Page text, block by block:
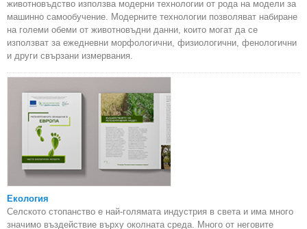
животновъдство използва модерни технологии от рода на модели за
машинно самообучение. Модерните технологии позволяват набиране
на големи обеми от животновъдни данни, които могат да се
използват за ежедневни морфологични, физиологични, фенологични
и други свързани измервания.
Екология
Селското стопанство е най-голямата индустрия в света и има много
значимо въздействие върху околната среда. Много от неговите